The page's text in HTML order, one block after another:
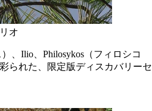
オ
、Ilio、Philosykos（フィロシコ
られた、限定版ディスカバリーセ